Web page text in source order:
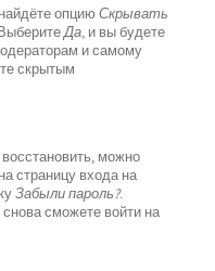
опциюСкрывать
Да, и вы будете
и самому
скрытым
можно
страницу входа на
Забыли пароль?.
сможете войти на